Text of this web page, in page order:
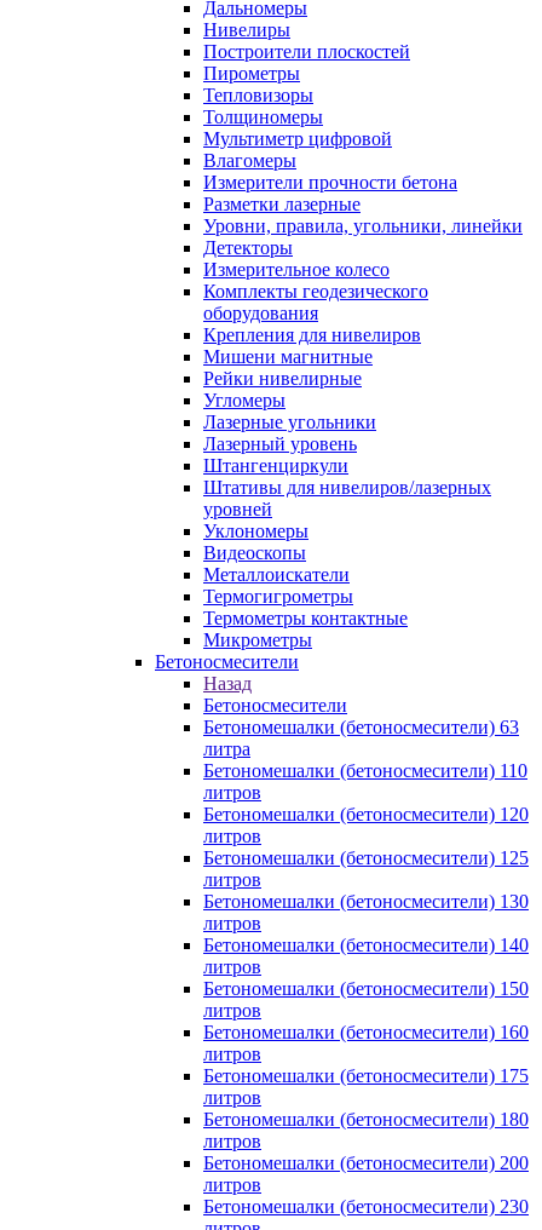
Дальномеры
Нивелиры
Построители плоскостей
Пирометры
Тепловизоры
Толщиномеры
Мультиметр цифровой
Влагомеры
Измерители прочности бетона
Разметки лазерные
Уровни, правила, угольники, линейки
Детекторы
Измерительное колесо
Комплекты геодезического
оборудования
Крепления для нивелиров
Мишени магнитные
Рейки нивелирные
Угломеры
Лазерные угольники
Лазерный уровень
Штангенциркули
Штативы для нивелиров/лазерных
уровней
Уклономеры
Видеоскопы
Металлоискатели
Термогигрометры
Термометры контактные
Микрометры
Бетоносмесители
Назад
Бетоносмесители
Бетономешалки (бетоносмесители) 63
литра
Бетономешалки (бетоносмесители) 110
литров
Бетономешалки (бетоносмесители) 120
литров
Бетономешалки (бетоносмесители) 125
литров
Бетономешалки (бетоносмесители) 130
литров
Бетономешалки (бетоносмесители) 140
литров
Бетономешалки (бетоносмесители) 150
литров
Бетономешалки (бетоносмесители) 160
литров
Бетономешалки (бетоносмесители) 175
литров
Бетономешалки (бетоносмесители) 180
литров
Бетономешалки (бетоносмесители) 200
литров
Бетономешалки (бетоносмесители) 230